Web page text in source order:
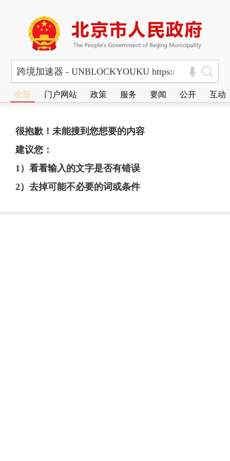
全部 门户网站 政策 服务 要闻 公开 互动
很抱歉！未能搜到您想要的内容
建议您：
1）看看输入的文字是否有错误
2）去掉可能不必要的词或条件